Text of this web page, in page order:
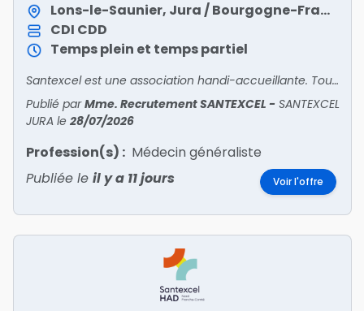
Lons-le-Saunier, Jura / Bourgogne-Franche-Comté
CDI CDD
Temps plein et temps partiel
Santexcel est une association handi-accueillante. Tous nos postes sont ouverts aux personnes en situation de handicap.
Publié parMme. Recrutement SANTEXCEL - SANTEXCEL
JURA le 28/07/2026
Profession(s) : Médecin généraliste
Publiée le il y a 11 jours Voir l'offre